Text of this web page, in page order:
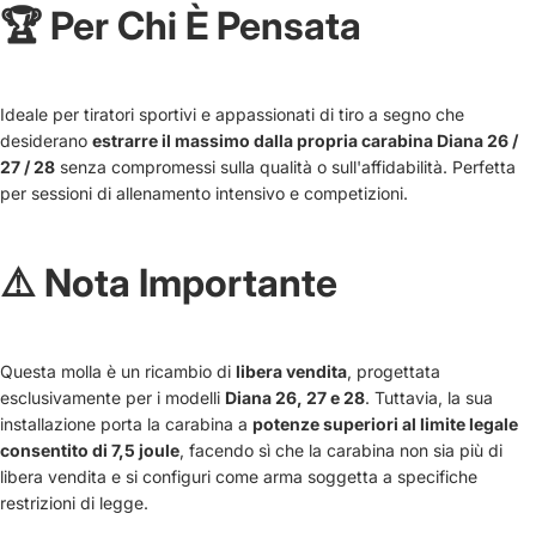
🏆 Per Chi È Pensata
Ideale per tiratori sportivi e appassionati di tiro a segno che
desiderano estrarre il massimo dalla propria carabina Diana 26 /
27 / 28 senza compromessi sulla qualità o sull'affidabilità. Perfetta
per sessioni di allenamento intensivo e competizioni.
⚠️ Nota Importante
Questa molla è un ricambio di libera vendita, progettata
esclusivamente per i modelli Diana 26, 27 e 28. Tuttavia, la sua
installazione porta la carabina a potenze superiori al limite legale
consentito di 7,5 joule, facendo sì che la carabina non sia più di
libera vendita e si configuri come arma soggetta a specifiche
restrizioni di legge.